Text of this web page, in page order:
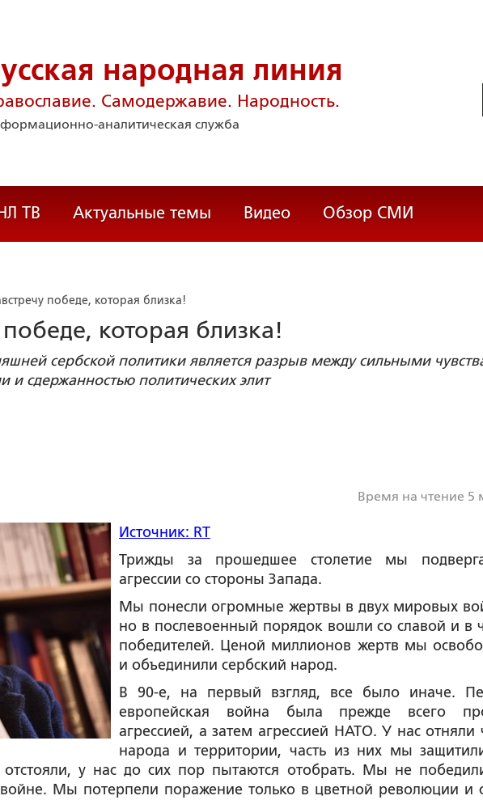
народная линия
Самодержавие. Народность.
аналитическая служба
ТВ Актуальные темы Видео Обзор СМИ
победе, которая близка!
которая близка!
сербской политики является разрыв между сильными
и сдержанностью политических элит
Время на чтение 5
Источник: RT
Трижды за прошедшее столетие мы
агрессии со стороны Запада.
Мы понесли огромные жертвы в двух мировых
но в послевоенный порядок вошли со славой и в
победителей. Ценой миллионов жертв мы
и объединили сербский народ.
В 90-е, на первый взгляд, все было иначе.
европейская война была прежде всего
агрессией, а затем агрессией НАТО. У нас отняли
народа и территории, часть из них мы
у нас до сих пор пытаются отобрать. Мы не
Мы потерпели поражение только в цветной революции и